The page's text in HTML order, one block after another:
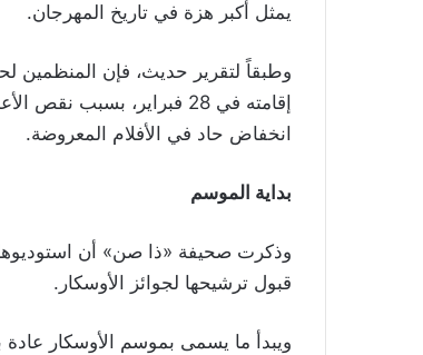
يمثل أكبر هزة في تاريخ المهرجان.
وطبقاً لتقرير حديث، فإن المنظمين
إقامته في 28 فبراير،
انخفاض حاد في الأفلام المعروضة.
بداية الموسم
وذكرت صحيفة «ذا صن» أن
قبول ترشيحها لجوائز الأوسكار .
ويبدأ ما يسمى بموسم الأوسكار عادة